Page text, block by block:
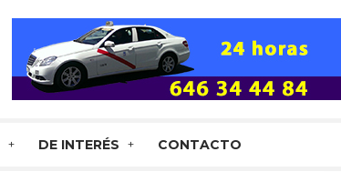
DE INTERÉS CONTACTO